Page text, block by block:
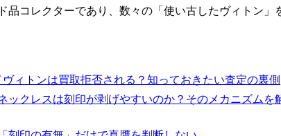
品コレクターであり、数々の「使い古したヴィトン
ィトンは買取拒否される？知っておきたい査定の裏側
ックレスは刻印が剥げやすいのか？そのメカニズムを